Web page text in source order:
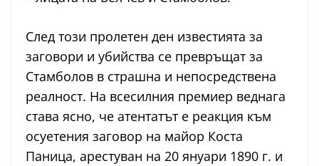
След този пролетен ден известията за
заговори и убийства се превръщат за
Стамболов в страшна и непосредствена
реалност. На всесилния премиер веднага
става ясно, че атентатът е реакция към
осуетения заговор на майор Коста
Паница, арестуван на 20 януари 1890 г. и